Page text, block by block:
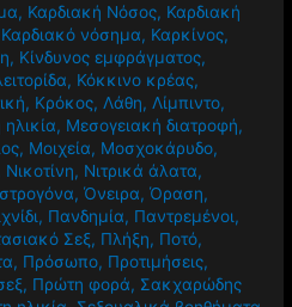
, Καρδιακή Νόσος, Καρδιακή
Καρδιακό νόσημα, Καρκίνος,
, Κίνδυνος εμφράγματος,
, Κόκκινο κρέας,
, Κρόκος, Λάθη, Λίμπιντο,
, Μεσογειακή διατροφή,
, Μοιχεία, Μοσχοκάρυδο,
Νικοτίνη, Νιτρικά άλατα,
,Όνειρα,Όραση,
, Πανδημία, Παντρεμένοι,
Σεξ, Πλήξη, Ποτό,
, Πρόσωπο, Προτιμήσεις,
, Πρώτη φορά, Σακχαρώδης